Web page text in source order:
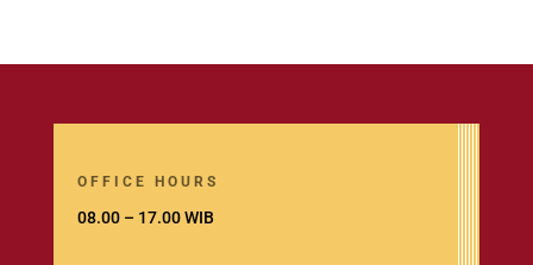
OFFICE HOURS
08.00 – 17.00 WIB